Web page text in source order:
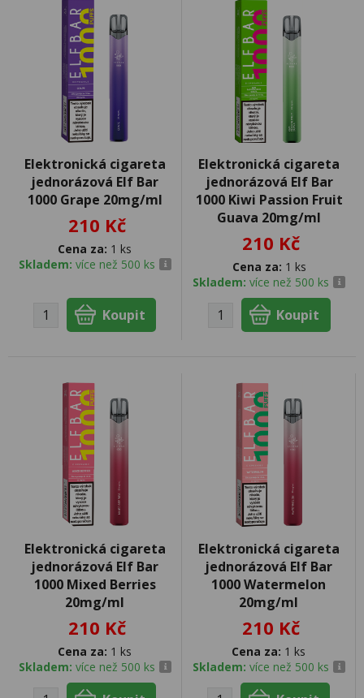
Elektronická cigareta
jednorázová Elf Bar
1000 Grape 20mg/ml
210 Kč
Cena za: 1 ks
Skladem: více než 500 ks
Elektronická cigareta
jednorázová Elf Bar
1000 Kiwi Passion Fruit
Guava 20mg/ml
210 Kč
Cena za: 1 ks
Skladem: více než 500 ks
Elektronická cigareta
jednorázová Elf Bar
1000 Mixed Berries
20mg/ml
210 Kč
Cena za: 1 ks
Skladem: více než 500 ks
Elektronická cigareta
jednorázová Elf Bar
1000 Watermelon
20mg/ml
210 Kč
Cena za: 1 ks
Skladem: více než 500 ks